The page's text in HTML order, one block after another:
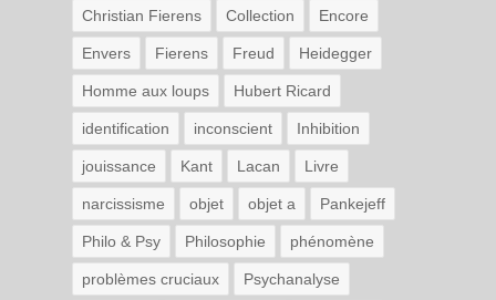
Christian Fierens Collection Encore
Envers Fierens Freud Heidegger
Homme aux loups Hubert Ricard
identification inconscient Inhibition
jouissance Kant Lacan Livre
narcissisme objet objet a Pankejeff
Philo & Psy Philosophie phénomène
problèmes cruciaux Psychanalyse